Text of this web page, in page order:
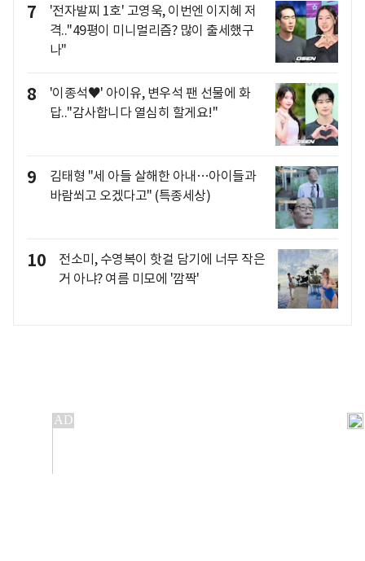
7
'전자발찌 1호' 고영욱, 이번엔 이지혜 저
격.."49평이 미니멀리즘? 많이 출세했구
나"
8
'이종석♥' 아이유, 변우석 팬 선물에 화
답.."감사합니다 열심히 할게요!"
9
김태형 "세 아들 살해한 아내…아이들과
바람쐬고 오겠다고" (특종세상)
10
전소미, 수영복이 핫걸 담기에 너무 작은
거 아냐? 여름 미모에 '깜짝'